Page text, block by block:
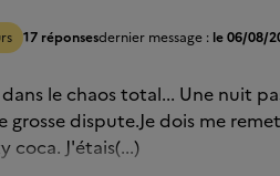
17 réponsesdernier message : le 06/08/
le chaos total... Une nuit
dispute.Je dois me
coca. J'étais(...)